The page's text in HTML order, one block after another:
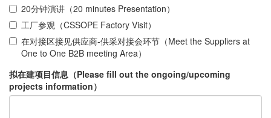
20分钟演讲（20 minutes Presentation）
工厂参观（CSSOPE Factory Visit）
在对接区接见供应商-供采对接会环节（Meet the Suppliers at
One to One B2B meeting Area）
拟在建项目信息（Please fill out the ongoing/upcoming
projects information）